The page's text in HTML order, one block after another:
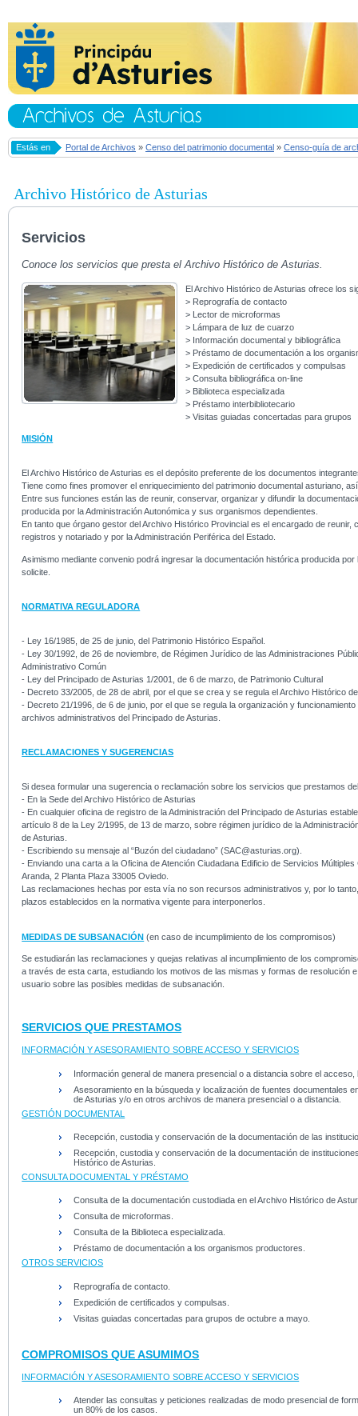
Estás en Portal de Archivos » Censo del patrimonio documental » Censo-guía de
Archivo Histórico de Asturias
Servicios
Conoce los servicios que presta el Archivo Histórico de Asturias.
El Archivo Histórico de Asturias ofrece los
> Reprografía de contacto
> Lector de microformas
> Lámpara de luz de cuarzo
> Información documental y bibliográfica
> Préstamo de documentación a los
> Expedición de certificados y compulsas
> Consulta bibliográfica on-line
> Biblioteca especializada
> Préstamo interbibliotecario
> Visitas guiadas concertadas para grupos
MISIÓN
El Archivo Histórico de Asturias es el depósito preferente de los documentos
Tiene como fines promover el enriquecimiento del patrimonio documental asturiano,
Entre sus funciones están las de reunir, conservar, organizar y difundir la
producida por la Administración Autonómica y sus organismos dependientes.
En tanto que órgano gestor del Archivo Histórico Provincial es el encargado de
registros y notariado y por la Administración Periférica del Estado.
Asimismo mediante convenio podrá ingresar la documentación histórica producida
solicite.
NORMATIVA REGULADORA
- Ley 16/1985, de 25 de junio, del Patrimonio Histórico Español.
- Ley 30/1992, de 26 de noviembre, de Régimen Jurídico de las Administraciones
Administrativo Común
- Ley del Principado de Asturias 1/2001, de 6 de marzo, de Patrimonio Cultural
- Decreto 33/2005, de 28 de abril, por el que se crea y se regula el Archivo Histórico
- Decreto 21/1996, de 6 de junio, por el que se regula la organización y
archivos administrativos del Principado de Asturias.
RECLAMACIONES Y SUGERENCIAS
Si desea formular una sugerencia o reclamación sobre los servicios que prestamos
- En la Sede del Archivo Histórico de Asturias
- En cualquier oficina de registro de la Administración del Principado de Asturias
artículo 8 de la Ley 2/1995, de 13 de marzo, sobre régimen jurídico de la
de Asturias.
- Escribiendo su mensaje al “Buzón del ciudadano” (SAC@asturias.org).
- Enviando una carta a la Oficina de Atención Ciudadana Edificio de Servicios Múltiples
Aranda, 2 Planta Plaza 33005 Oviedo.
Las reclamaciones hechas por esta vía no son recursos administrativos y, por lo
plazos establecidos en la normativa vigente para interponerlos.
MEDIDAS DE SUBSANACIÓN (en caso de incumplimiento de los compromisos)
Se estudiarán las reclamaciones y quejas relativas al incumplimiento de los
a través de esta carta, estudiando los motivos de las mismas y formas de resolución
usuario sobre las posibles medidas de subsanación.
SERVICIOS QUE PRESTAMOS
INFORMACIÓN Y ASESORAMIENTO SOBRE ACCESO Y SERVICIOS
Información general de manera presencial o a distancia sobre el
Asesoramiento en la búsqueda y localización de fuentes documentales
de Asturias y/o en otros archivos de manera presencial o a distancia.
GESTIÓN DOCUMENTAL
Recepción, custodia y conservación de la documentación de las
Recepción, custodia y conservación de la documentación de
Histórico de Asturias.
CONSULTA DOCUMENTAL Y PRÉSTAMO
Consulta de la documentación custodiada en el Archivo Histórico de
Consulta de microformas.
Consulta de la Biblioteca especializada.
Préstamo de documentación a los organismos productores.
OTROS SERVICIOS
Reprografía de contacto.
Expedición de certificados y compulsas.
Visitas guiadas concertadas para grupos de octubre a mayo.
COMPROMISOS QUE ASUMIMOS
INFORMACIÓN Y ASESORAMIENTO SOBRE ACCESO Y SERVICIOS
Atender las consultas y peticiones realizadas de modo presencial de
un 80% de los casos.